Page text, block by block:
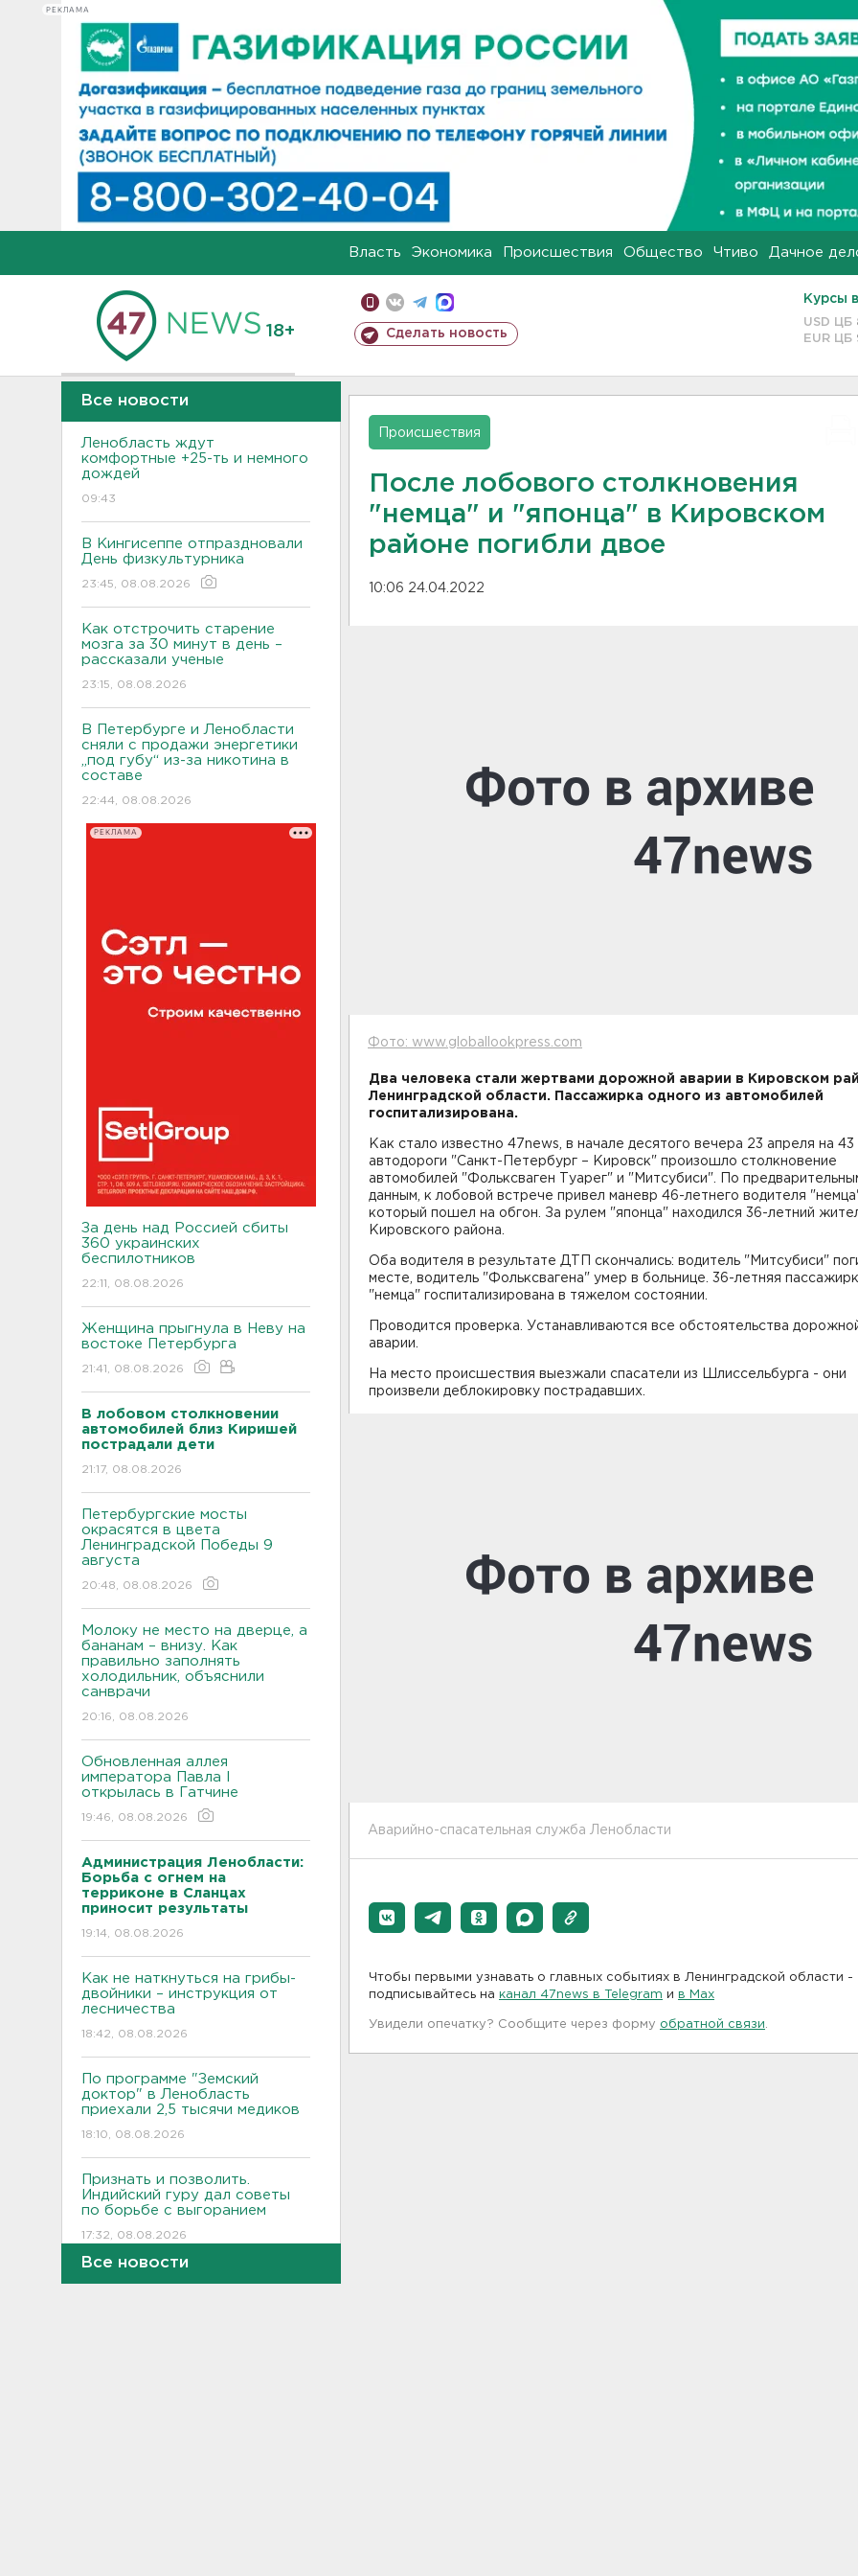
РЕКЛАМА
Власть Экономика Происшествия Общество Чтиво Дачное
18+ Сделать новость
Курсы
USD ЦБ
EUR ЦБ
Все новости
Ленобласть ждут
комфортные +25-ть и немного
дождей
09:43
В Кингисеппе отпраздновали
День физкультурника
23:45, 08.08.2026
Как отстрочить старение
мозга за 30 минут в день –
рассказали ученые
23:15, 08.08.2026
В Петербурге и Ленобласти
сняли с продажи энергетики
„под губу“ из-за никотина в
составе
22:44, 08.08.2026
РЕКЛАМА
За день над Россией сбиты
360 украинских
беспилотников
22:11, 08.08.2026
Женщина прыгнула в Неву на
востоке Петербурга
21:41, 08.08.2026
В лобовом столкновении
автомобилей близ Киришей
пострадали дети
21:17, 08.08.2026
Петербургские мосты
окрасятся в цвета
Ленинградской Победы 9
августа
20:48, 08.08.2026
Молоку не место на дверце, а
бананам – внизу. Как
правильно заполнять
холодильник, объяснили
санврачи
20:16, 08.08.2026
Обновленная аллея
императора Павла I
открылась в Гатчине
19:46, 08.08.2026
Администрация Ленобласти:
Борьба с огнем на
терриконе в Сланцах
приносит результаты
19:14, 08.08.2026
Как не наткнуться на грибы-
двойники – инструкция от
лесничества
18:42, 08.08.2026
По программе "Земский
доктор" в Ленобласть
приехали 2,5 тысячи медиков
18:10, 08.08.2026
Признать и позволить.
Индийский гуру дал советы
по борьбе с выгоранием
17:32, 08.08.2026
Все новости
Происшествия
После лобового столкновения
"немца" и "японца" в Кировском
районе погибли двое
10:06 24.04.2022
Фото: www.globallookpress.com
Два человека стали жертвами дорожной аварии в Кировском
Ленинградской области. Пассажирка одного из автомобилей
госпитализирована.
Как стало известно 47news, в начале десятого вечера 23 апреля на 43
автодороги "Санкт-Петербург – Кировск" произошло столкновение
автомобилей "Фольксваген Туарег" и "Митсубиси". По
данным, к лобовой встрече привел маневр 46-летнего водителя
который пошел на обгон. За рулем "японца" находился 36-летний
Кировского района.
Оба водителя в результате ДТП скончались: водитель "Митсубиси"
месте, водитель "Фольксвагена" умер в больнице. 36-летняя
"немца" госпитализирована в тяжелом состоянии.
Проводится проверка. Устанавливаются все обстоятельства
аварии.
На место происшествия выезжали спасатели из Шлиссельбурга - они
произвели деблокировку пострадавших.
Аварийно-спасательная служба Ленобласти
Чтобы первыми узнавать о главных событиях в Ленинградской области -
подписывайтесь на канал 47news в Telegram и в Maх
Увидели опечатку? Сообщите через форму обратной связи